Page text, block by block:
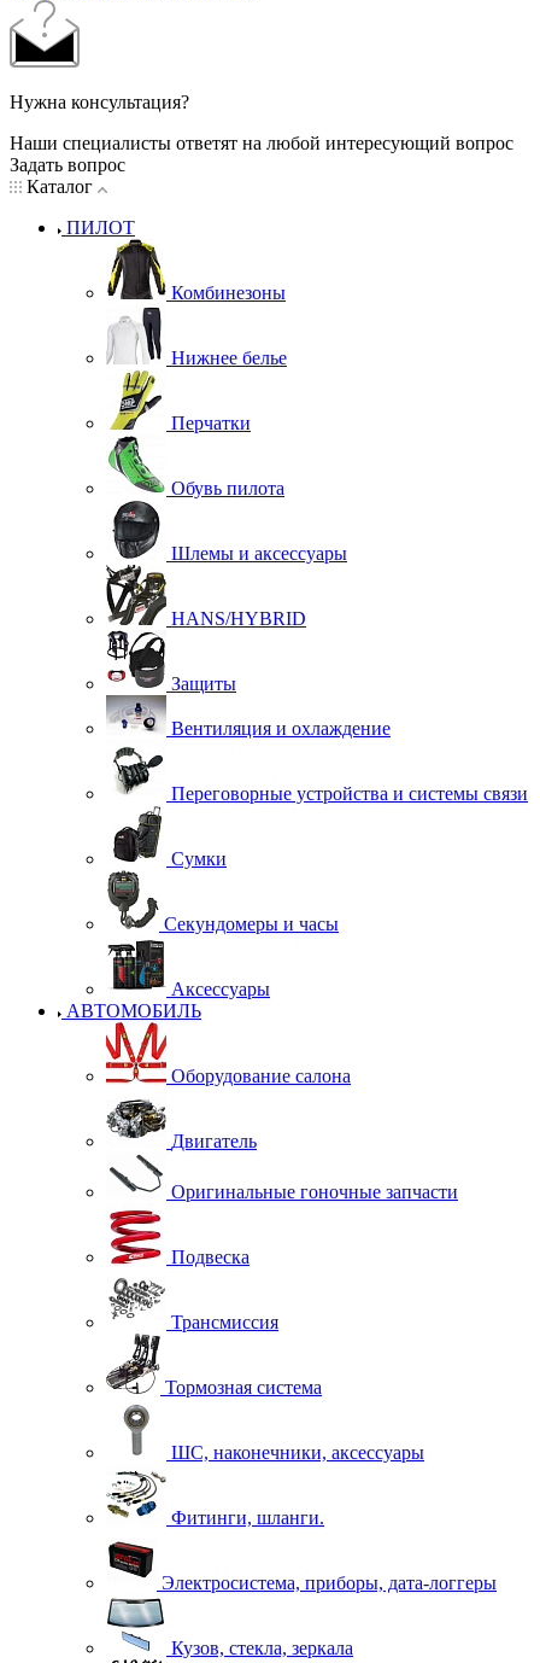
Нужна консультация?
Наши специалисты ответят на любой интересующий вопрос
Задать вопрос
Каталог
ПИЛОТ
Комбинезоны
Нижнее белье
Перчатки
Обувь пилота
Шлемы и аксессуары
HANS/HYBRID
Защиты
Вентиляция и охлаждение
Переговорные устройства и системы связи
Сумки
Секундомеры и часы
Аксессуары
АВТОМОБИЛЬ
Оборудование салона
Двигатель
Оригинальные гоночные запчасти
Подвеска
Трансмиссия
Тормозная система
ШС, наконечники, аксессуары
Фитинги, шланги.
Электросистема, приборы, дата-логгеры
Кузов, стекла, зеркала